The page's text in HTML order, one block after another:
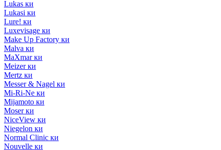
Lukas ки
Lukasi ки
Lure! ки
Luxevisage ки
Make Up Factory ки
Malva ки
MaXmar ки
Meizer ки
Mertz ки
Messer & Nagel ки
Mi-Ri-Ne ки
Mijamoto ки
Moser ки
NiceView ки
Niegelon ки
Normal Clinic ки
Nouvelle ки